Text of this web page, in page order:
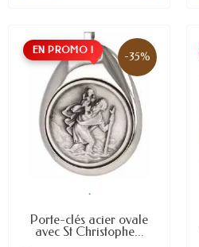
EN PROMO ! -35%
.
Porte-clés acier ovale
avec St Christophe...